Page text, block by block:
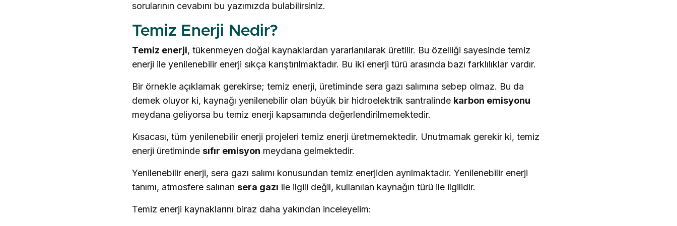
sorularının cevabını bu yazımızda bulabilirsiniz.
Temiz Enerji Nedir?
Temiz enerji, tükenmeyen doğal kaynaklardan yararlanılarak üretilir. Bu özelliği sayesinde temiz
enerji ile yenilenebilir enerji sıkça karıştırılmaktadır. Bu iki enerji türü arasında bazı farklılıklar vardır.
Bir örnekle açıklamak gerekirse; temiz enerji, üretiminde sera gazı salımına sebep olmaz. Bu da
demek oluyor ki, kaynağı yenilenebilir olan büyük bir hidroelektrik santralinde karbon emisyonu
meydana geliyorsa bu temiz enerji kapsamında değerlendirilmemektedir.
Kısacası, tüm yenilenebilir enerji projeleri temiz enerji üretmemektedir. Unutmamak gerekir ki, temiz
enerji üretiminde sıfır emisyon meydana gelmektedir.
Yenilenebilir enerji, sera gazı salımı konusundan temiz enerjiden ayrılmaktadır. Yenilenebilir enerji
tanımı, atmosfere salınan sera gazı ile ilgili değil, kullanılan kaynağın türü ile ilgilidir.
Temiz enerji kaynaklarını biraz daha yakından inceleyelim: